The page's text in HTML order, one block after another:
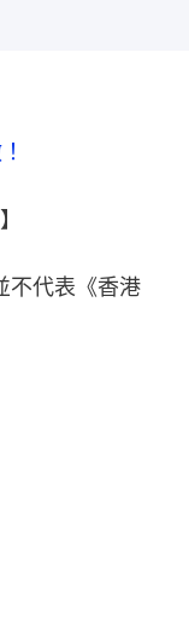
不代表《香港